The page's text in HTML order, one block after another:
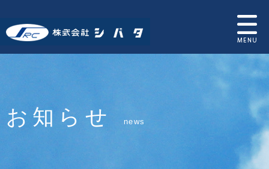
お知らせ news